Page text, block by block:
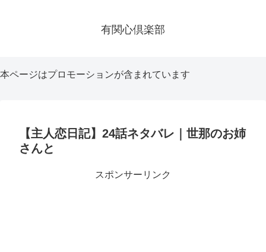
有関心倶楽部
本ページはプロモーションが含まれています
【主人恋日記】24話ネタバレ｜世那のお姉
さんと
スポンサーリンク